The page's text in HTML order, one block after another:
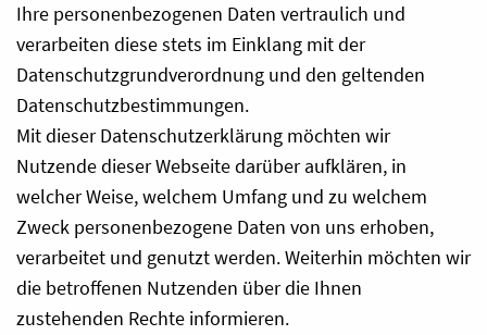
Ihre personenbezogenen Daten vertraulich und
verarbeiten diese stets im Einklang mit der
Datenschutzgrundverordnung und den geltenden
Datenschutzbestimmungen.
Mit dieser Datenschutzerklärung möchten wir
Nutzende dieser Webseite darüber aufklären, in
welcher Weise, welchem Umfang und zu welchem
Zweck personenbezogene Daten von uns erhoben,
verarbeitet und genutzt werden. Weiterhin möchten wir
die betroffenen Nutzenden über die Ihnen
zustehenden Rechte informieren.